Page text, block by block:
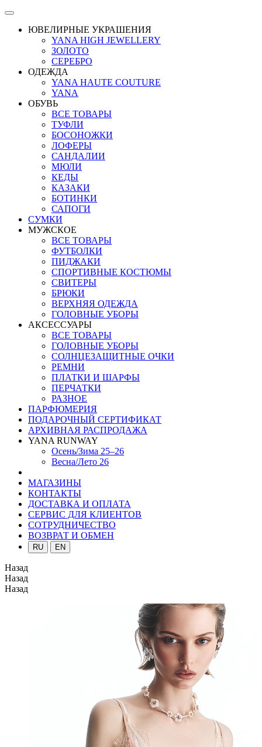
ЮВЕЛИРНЫЕ УКРАШЕНИЯ
YANA HIGH JEWELLERY
ЗОЛОТО
СЕРЕБРО
ОДЕЖДА
YANA HAUTE COUTURE
YANA
ОБУВЬ
ВСЕ ТОВАРЫ
ТУФЛИ
БОСОНОЖКИ
ЛОФЕРЫ
САНДАЛИИ
МЮЛИ
КЕДЫ
КАЗАКИ
БОТИНКИ
САПОГИ
СУМКИ
МУЖСКОЕ
ВСЕ ТОВАРЫ
ФУТБОЛКИ
ПИДЖАКИ
СПОРТИВНЫЕ КОСТЮМЫ
СВИТЕРЫ
БРЮКИ
ВЕРХНЯЯ ОДЕЖДА
ГОЛОВНЫЕ УБОРЫ
АКСЕССУАРЫ
ВСЕ ТОВАРЫ
ГОЛОВНЫЕ УБОРЫ
СОЛНЦЕЗАЩИТНЫЕ ОЧКИ
РЕМНИ
ПЛАТКИ И ШАРФЫ
ПЕРЧАТКИ
РАЗНОЕ
ПАРФЮМЕРИЯ
ПОДАРОЧНЫЙ СЕРТИФИКАТ
АРХИВНАЯ РАСПРОДАЖА
YANA RUNWAY
Осень/Зима 25–26
Весна/Лето 26
МАГАЗИНЫ
КОНТАКТЫ
ДОСТАВКА И ОПЛАТА
СЕРВИС ДЛЯ КЛИЕНТОВ
СОТРУДНИЧЕСТВО
ВОЗВРАТ И ОБМЕН
RU EN
Назад
Назад
Назад